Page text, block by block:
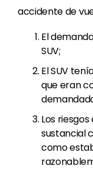
accidente de
El
SUV;
El SUV
que eran
Los
sustancial
como